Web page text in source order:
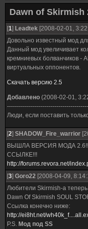
Dawn of Skirmish
[1] Leadtek [2008-02-01,
Довольно известный мод
Данный мод увеличивает
кремниевых болванчиков -
виртуальных оппонентов.
Скачать версию 2.5
Добавлено (2008-02-01,
Люди, если поставить
[2] SHADOW_Fire_warrior
ВЫШЛА ВЕРСИЯ МОДА
ССЫЛКЕ!!!
http://forums.revora.net/
[3] Goro22 [2008-04-09,
Любители Skirmish-а
Dawn Of Skirmish SOUL
Ссылка конечно ниже:
http://ei8ht.net/
P.S. Мод под SS